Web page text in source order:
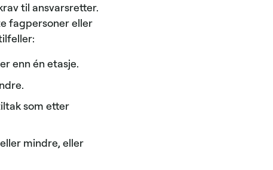
til ansvarsretter.
fagpersoner eller
enn én etasje.
som etter
mindre, eller